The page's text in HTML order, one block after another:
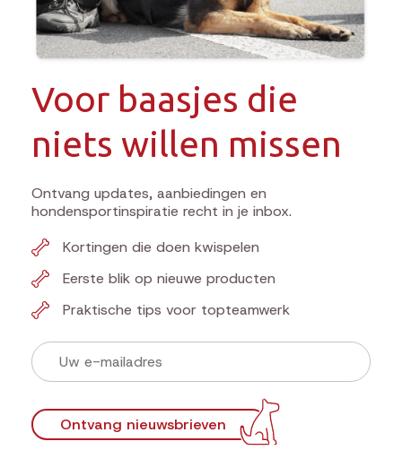
Voor baasjes die
niets willen missen
Ontvang updates, aanbiedingen en
hondensportinspiratie recht in je inbox.
Kortingen die doen kwispelen
Eerste blik op nieuwe producten
Praktische tips voor topteamwerk
Ontvang nieuwsbrieven